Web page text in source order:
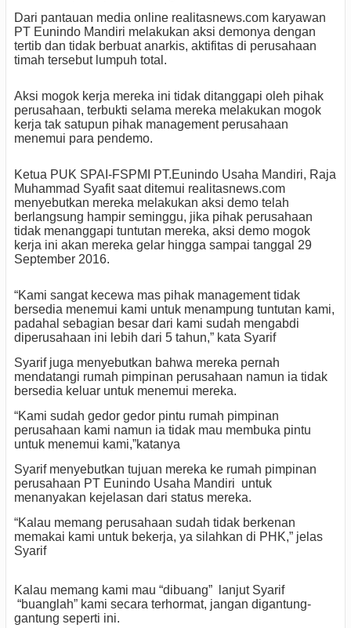
Dari pantauan media online realitasnews.com karyawan
PT Eunindo Mandiri melakukan aksi demonya dengan
tertib dan tidak berbuat anarkis, aktifitas di perusahaan
timah tersebut lumpuh total.
Aksi mogok kerja mereka ini tidak ditanggapi oleh pihak
perusahaan, terbukti selama mereka melakukan mogok
kerja tak satupun pihak management perusahaan
menemui para pendemo.
Ketua PUK SPAI-FSPMI PT.Eunindo Usaha Mandiri, Raja
Muhammad Syafit saat ditemui realitasnews.com
menyebutkan mereka melakukan aksi demo telah
berlangsung hampir seminggu, jika pihak perusahaan
tidak menanggapi tuntutan mereka, aksi demo mogok
kerja ini akan mereka gelar hingga sampai tanggal 29
September 2016.
“Kami sangat kecewa mas pihak management tidak
bersedia menemui kami untuk menampung tuntutan kami,
padahal sebagian besar dari kami sudah mengabdi
diperusahaan ini lebih dari 5 tahun,” kata Syarif
Syarif juga menyebutkan bahwa mereka pernah
mendatangi rumah pimpinan perusahaan namun ia tidak
bersedia keluar untuk menemui mereka.
“Kami sudah gedor gedor pintu rumah pimpinan
perusahaan kami namun ia tidak mau membuka pintu
untuk menemui kami,”katanya
Syarif menyebutkan tujuan mereka ke rumah pimpinan
perusahaan PT Eunindo Usaha Mandiri untuk
menanyakan kejelasan dari status mereka.
“Kalau memang perusahaan sudah tidak berkenan
memakai kami untuk bekerja, ya silahkan di PHK,” jelas
Syarif
Kalau memang kami mau “dibuang”
lanjut Syarif
“buanglah” kami secara terhormat, jangan digantung-
gantung seperti ini.